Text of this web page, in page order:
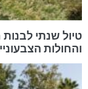
טיול שנתי
והחולות הצבעוניים